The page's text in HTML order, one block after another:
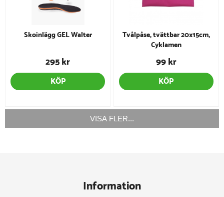
Skoinlägg GEL Walter
295 kr
KÖP
Tvålpåse, tvättbar 20x15cm,
Cyklamen
99 kr
KÖP
VISA FLER...
Information